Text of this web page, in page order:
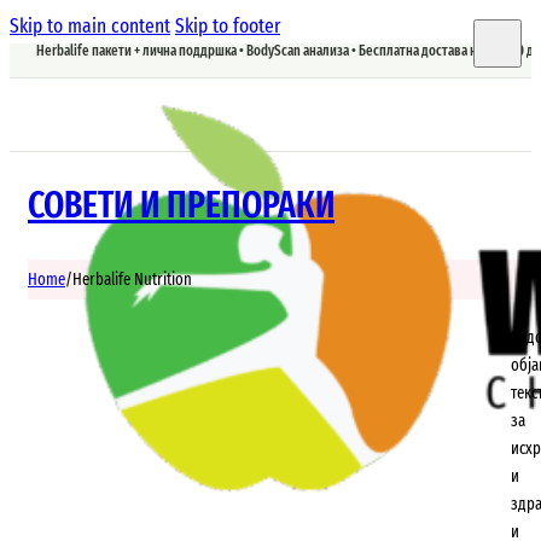
Skip to main contentSkip to footer
Herbalife пакети + лична поддршка • BodyScan анализа • Бесплатна достава над 5.900
СОВЕТИ И ПРЕПОРАКИ
Home/Herbalife Nutrition
за
и
и